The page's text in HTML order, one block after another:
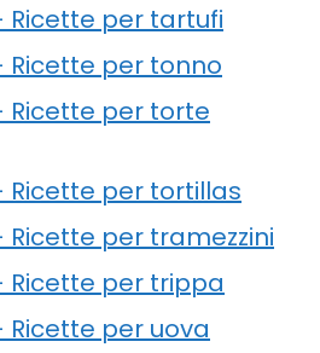
Ricette per tartufi
Ricette per tonno
Ricette per torte
Ricette per tortillas
Ricette per tramezzini
Ricette per trippa
Ricette per uova